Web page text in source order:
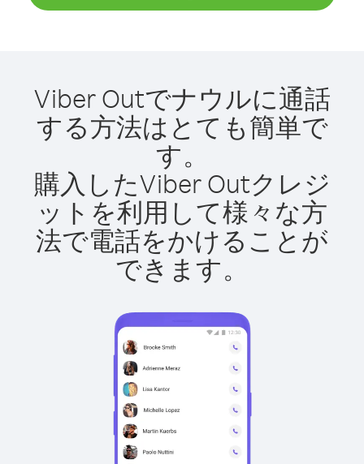
Viber Outでナウルに通話
する方法はとても簡単で
す。
購入したViber Outクレジ
ットを利用して様々な方
法で電話をかけることが
できます。